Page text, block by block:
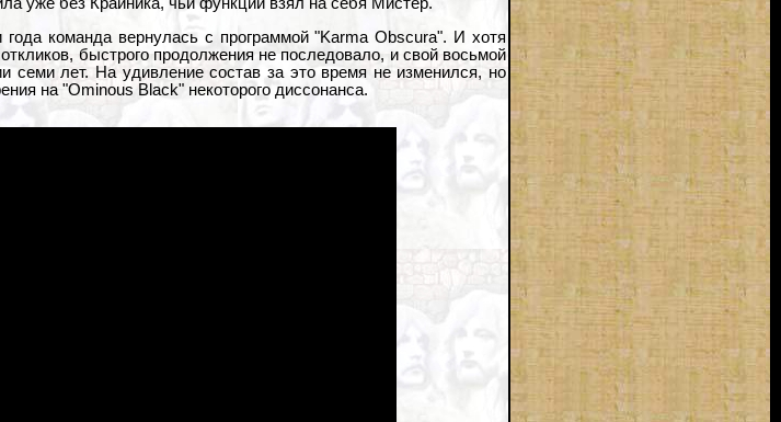
уже без Крайника, чьи функции взял на себя Мистер.
команда вернулась с программой "Karma Obscura". И хотя
быстрого продолжения не последовало, и свой восьмой
семи лет. На удивление состав за это время не изменился, но
на "Ominous Black" некоторого диссонанса.